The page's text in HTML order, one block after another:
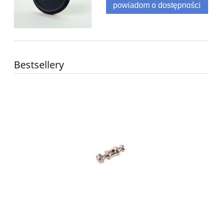
powiadom o dostępności
Bestsellery